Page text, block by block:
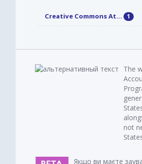
Creative Commons At... 1
The
not
Якщо ви маєте